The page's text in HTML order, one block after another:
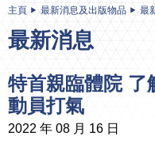
主頁 最新消息及出版物品 最
最新消息
特首親臨體院 了
動員打氣
2022 年 08 月 16 日